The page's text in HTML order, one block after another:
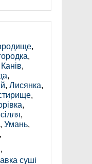
,
,
Канів,
,
, Лисянка,
,
,
,
, Умань,
,
,
суші